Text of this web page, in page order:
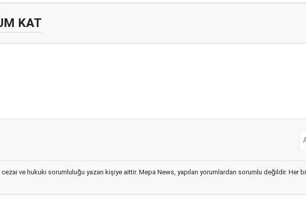
KAT
cezai ve hukuki sorumluluğu yazan kişiye aittir. Mepa News, yapılan yorumlardan sorumlu değildir. Her